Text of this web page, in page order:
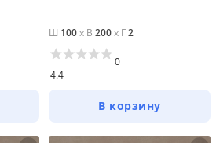
Ш 100x В 200x Г2
4.4
0
В корзину